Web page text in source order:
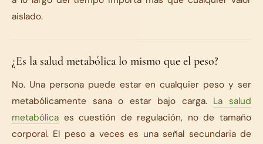
aislado.
¿Es la salud metabólica lo mismo que el peso?
No. Una persona puede estar en cualquier peso y ser
metabólicamente sana o estar bajo carga. La salud
metabólica es cuestión de regulación, no de tamaño
corporal. El peso a veces es una señal secundaria de